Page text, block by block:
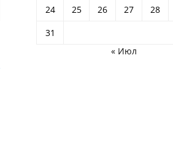
24
25 26 27 28
31
« Июл